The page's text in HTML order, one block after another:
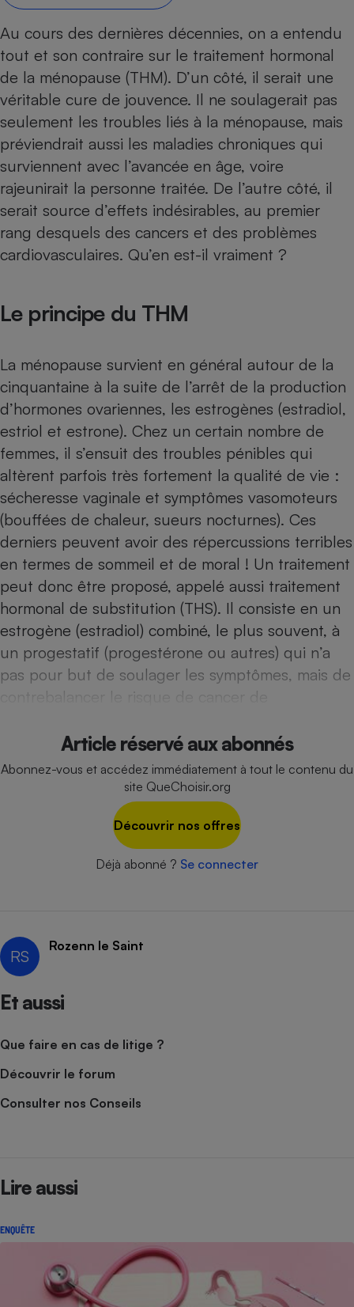
Au cours des dernières décennies, on a entendu
tout et son contraire sur le traitement hormonal
de la ménopause (THM). D’un côté, il serait une
véritable cure de jouvence. Il ne soulagerait pas
seulement les troubles liés à la ménopause, mais
préviendrait aussi les maladies chroniques qui
surviennent avec l’avancée en âge, voire
rajeunirait la personne traitée. De l’autre côté, il
serait source d’effets indésirables, au premier
rang desquels des cancers et des problèmes
cardiovasculaires. Qu’en est-il vraiment ?
Le principe du THM
La ménopause survient en général autour de la
cinquantaine à la suite de l’arrêt de la production
d’hormones ovariennes, les estrogènes (estradiol,
estriol et estrone). Chez un certain nombre de
femmes, il s’ensuit des troubles pénibles qui
altèrent parfois très fortement la qualité de vie :
sécheresse vaginale et symptômes vasomoteurs
(bouffées de chaleur, sueurs nocturnes). Ces
derniers peuvent avoir des réper­cussions terribles
en termes de sommeil et de moral ! Un traitement
peut donc être proposé, appelé aussi traitement
hormonal de substitution (THS). Il consiste en un
estrogène (estradiol) combiné, le plus souvent, à
un progestatif (progestérone ou autres) qui n’a
pas pour but de soulager les symptômes, mais de
contrebalancer le risque de cancer de
Article réservé aux abonnés
Abonnez-vous et accédez immédiatement à tout le contenu du
site QueChoisir.org
Découvrir nos offres
Déjà abonné ? Se connecter
RS
Rozenn le Saint
Et aussi
Que faire en cas de litige ?
Découvrir le forum
Consulter nos Conseils
Lire aussi
ENQUÊTE
Complément
alimentaire
Assurance emprunteur
Banque
Petit électroménager -
Lave-linge
Plaque de cuisson à
induction
Climatiseur -
Cafetière à expressos
Téléviseur
Téléphone mobile -
Smartphone
Antivirus
Matelas
Climatiseur -
Ventilateur
Mutuelle
Antimoustique